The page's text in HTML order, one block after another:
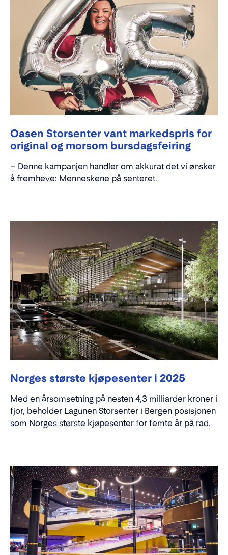
Oasen Storsenter vant markedspris for
original og morsom bursdagsfeiring
– Denne kampanjen handler om akkurat det vi ønsker
å fremheve: Menneskene på senteret.
Norges største kjøpesenter i 2025
Med en årsomsetning på nesten 4,3 milliarder kroner i
fjor, beholder Lagunen Storsenter i Bergen posisjonen
som Norges største kjøpesenter for femte år på rad.